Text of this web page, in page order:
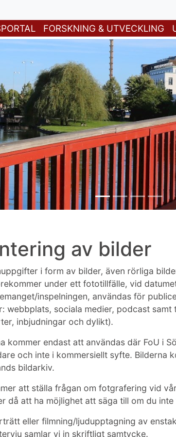
FORSKNING & UTVECKLING
av bilder
i form av bilder, även rörliga
under ett fototillfälle, vid
inspelningen, användas för
webbplats, sociala medier, podcast
inbjudningar och dylikt).
kommer endast att användas där FoU i
och inte i kommersiellt syfte. Bilderna
bildarkiv.
att ställa frågan om fotgrafering vid
då att ha möjlighet att säga till om du
eller filmning/ljudupptagning av
samlar vi in skriftligt samtycke.